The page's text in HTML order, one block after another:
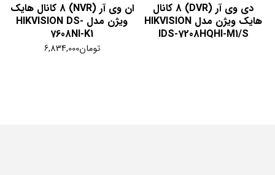
دی وی آر (DVR) 8 کانال
هایک ویژن مدل HIKVISION
IDS-7208HQHI-M1/S
ان وی آر (NVR) 8 کانال هایک
ویژن مدل HIKVISION DS-
7608NI-K1
تومان6,834,000